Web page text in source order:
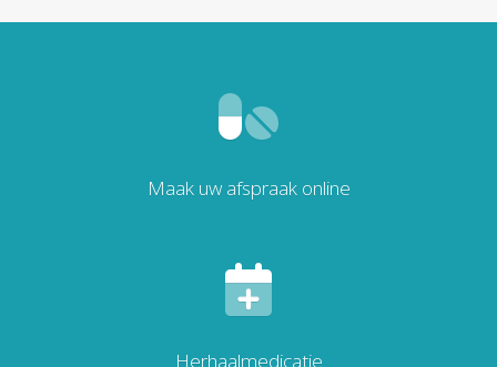
Maak uw afspraak online
Herhaalmedicatie